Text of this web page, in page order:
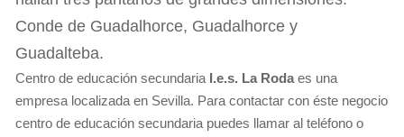
Centro de educación secundaria I.e.s. La Roda es una
empresa localizada en Sevilla. Para contactar con éste negocio
centro de educación secundaria puedes llamar al teléfono o